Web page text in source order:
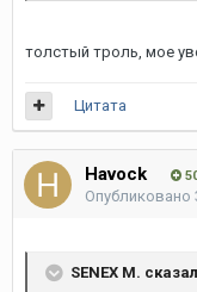
толстый троль, мое
Цитата
Havock
Опубликовано
SENEX M.